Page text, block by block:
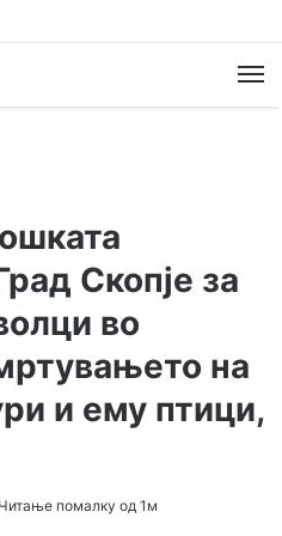
Скопје за
во
на
и ему птици,
Читање помалку од 1м